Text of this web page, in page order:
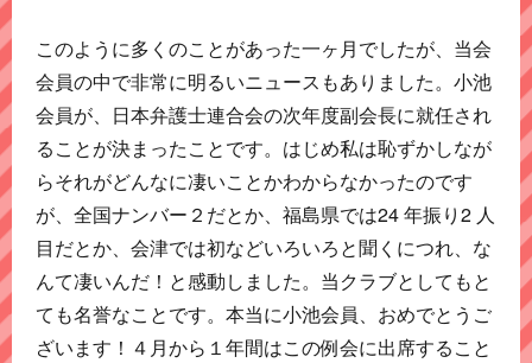
このように多くのことがあった一ヶ月でしたが、当会
会員の中で非常に明るいニュースもありました。小池
会員が、日本弁護士連合会の次年度副会長に就任され
ることが決まったことです。はじめ私は恥ずかしなが
らそれがどんなに凄いことかわからなかったのです
が、全国ナンバー２だとか、福島県では24 年振り2 人
目だとか、会津では初などいろいろと聞くにつれ、な
んて凄いんだ！と感動しました。当クラブとしてもと
ても名誉なことです。本当に小池会員、おめでとうご
ざいます！４月から１年間はこの例会に出席すること